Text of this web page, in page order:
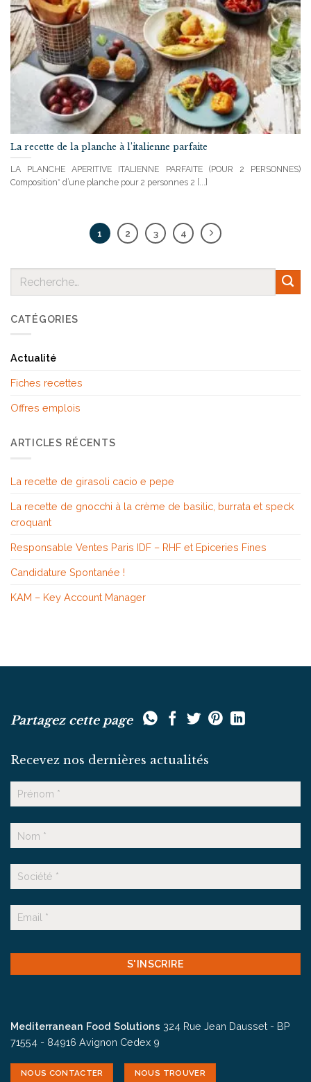
La recette de la planche à l’italienne parfaite
LA PLANCHE APERITIVE ITALIENNE PARFAITE (POUR 2 PERSONNES)
Composition* d’une planche pour 2 personnes 2 [...]
1 2 3 4
CATÉGORIES
Actualité
Fiches recettes
Offres emplois
ARTICLES RÉCENTS
La recette de girasoli cacio e pepe
La recette de gnocchi à la crème de basilic, burrata et speck
croquant
Responsable Ventes Paris IDF – RHF et Epiceries Fines
Candidature Spontanée !
KAM – Key Account Manager
Partagez cette page
Recevez nos dernières actualités
Prénom
Nom
Suffixe
E-
mail
CAPTCHA
Mediterranean Food Solutions 324 Rue Jean Dausset - BP
71554 - 84916 Avignon Cedex 9
NOUS CONTACTER NOUS TROUVER